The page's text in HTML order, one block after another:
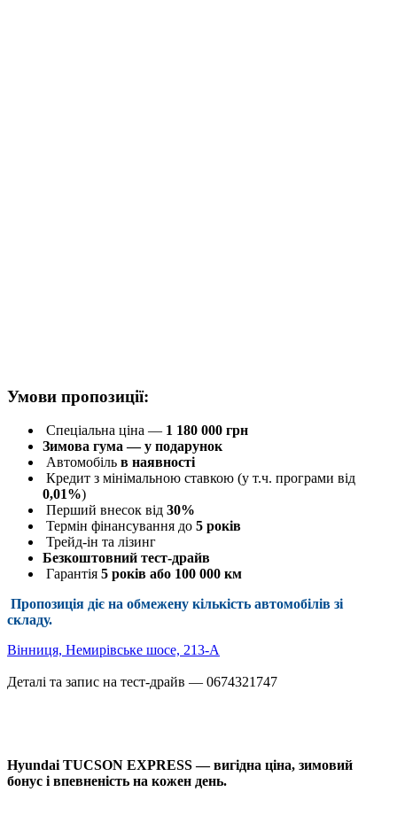
Умови пропозиції:
Спеціальна ціна — 1 180 000 грн
Зимова гума — у подарунок
Автомобіль в наявності
Кредит з мінімальною ставкою (у т.ч. програми від
0,01%)
Перший внесок від 30%
Термін фінансування до 5 років
Трейд-ін та лізинг
Безкоштовний тест-драйв
Гарантія 5 років або 100 000 км
Пропозиція діє на обмежену кількість автомобілів зі
складу.
Вінниця, Немирівське шосе, 213-А
Деталі та запис на тест-драйв — 0674321747
Hyundai TUCSON EXPRESS — вигідна ціна, зимовий
бонус і впевненість на кожен день.